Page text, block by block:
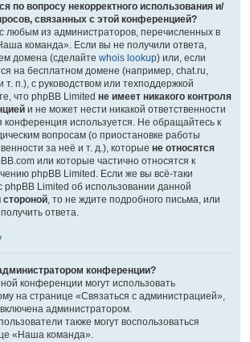
по вопросу некорректного использования и/
связанных с этой конференцией?
любым из администраторов, перечисленных в
команда». Если вы не получили ответа,
домена (сделайте whois lookup) или, если
на бесплатном домене (например, chat.ru,
т. п.), с руководством или техподдержкой
что phpBB Limited не имеет никакого контроля
и не может нести никакой ответственности
конференция используется. Не обращайтесь к
вопросам (о приостановке работы
за неё и т. д.), которые не относятся
или которые частично относятся к
phpBB Limited. Если же вы всё-таки
Limited об использовании данной
стороной, то не ждите подробного письма, или
ответа.
конференции?
конференции могут использовать
на странице «Связаться с администрацией»,
администратором.
также могут воспользоваться
«Наша команда».